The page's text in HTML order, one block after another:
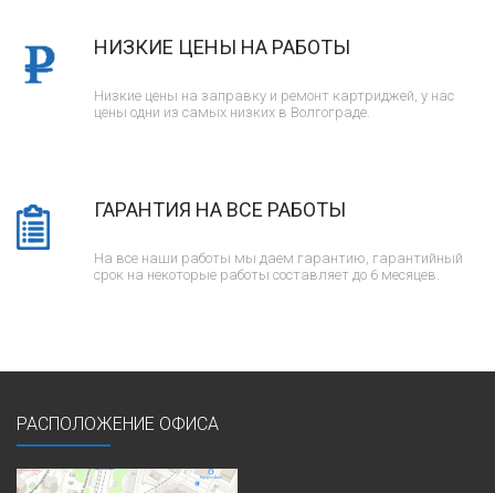
НИЗКИЕ ЦЕНЫ НА РАБОТЫ
Низкие цены на заправку и ремонт картриджей, у нас
цены одни из самых низких в Волгограде.
ГАРАНТИЯ НА ВСЕ РАБОТЫ
На все наши работы мы даем гарантию, гарантийный
срок на некоторые работы составляет до 6 месяцев.
РАСПОЛОЖЕНИЕ ОФИСА